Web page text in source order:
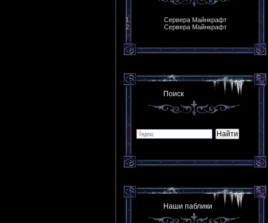
Сервера Майнкрафт
Сервера Майнкрафт
Поиск
Наши паблики